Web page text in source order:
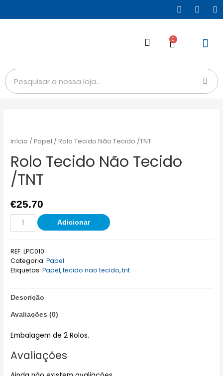
0
Início /Papel / Rolo Tecido Não Tecido /TNT
Rolo Tecido Não Tecido
/TNT
€25.70
Adicionar
REF:LPC010
Categoria:Papel
Etiquetas:Papel,tecido nao tecido,tnt
Descrição
Avaliações (0)
Embalagem de 2 Rolos.
Avaliações